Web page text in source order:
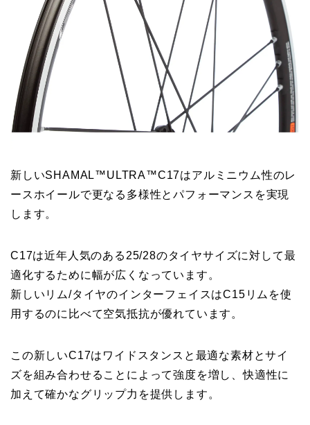
新しいSHAMAL™ULTRA™C17はアルミニウム性のレ
ースホイールで更なる多様性とパフォーマンスを実現
します。
C17は近年人気のある25/28のタイヤサイズに対して最
適化するために幅が広くなっています。
新しいリム/タイヤのインターフェイスはC15リムを使
用するのに比べて空気抵抗が優れています。
この新しいC17はワイドスタンスと最適な素材とサイ
ズを組み合わせることによって強度を増し、快適性に
加えて確かなグリップ力を提供します。